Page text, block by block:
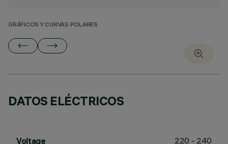
GRÁFICOS Y CURVAS POLARES
DATOS ELÉCTRICOS
Voltage 220 - 240